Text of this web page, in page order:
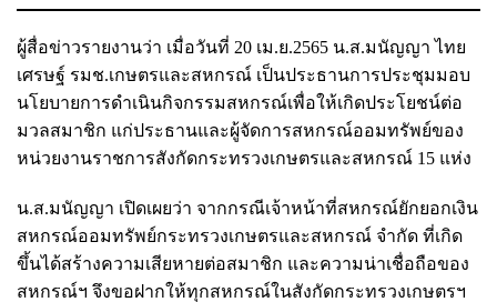
ผู้สื่อข่าวรายงานว่า เมื่อวันที่ 20 เม.ย.2565 น.ส.มนัญญา ไทย
เศรษฐ์ รมช.เกษตรและสหกรณ์ เป็นประธานการประชุมมอบ
นโยบายการดำเนินกิจกรรมสหกรณ์เพื่อให้เกิดประโยชน์ต่อ
มวลสมาชิก แก่ประธานและผู้จัดการสหกรณ์ออมทรัพย์ของ
หน่วยงานราชการสังกัดกระทรวงเกษตรและสหกรณ์ 15 แห่ง
น.ส.มนัญญา เปิดเผยว่า จากกรณีเจ้าหน้าที่สหกรณ์ยักยอกเงิน
สหกรณ์ออมทรัพย์กระทรวงเกษตรและสหกรณ์ จำกัด ที่เกิด
ขึ้นได้สร้างความเสียหายต่อสมาชิก และความน่าเชื่อถือของ
สหกรณ์ฯ จึงขอฝากให้ทุกสหกรณ์ในสังกัดกระทรวงเกษตรฯ